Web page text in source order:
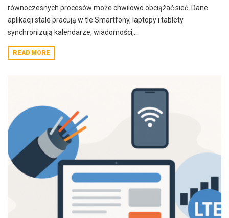
równoczesnych procesów może chwilowo obciążać sieć. Dane
aplikacji stale pracują w tle Smartfony, laptopy i tablety
synchronizują kalendarze, wiadomości,...
READ MORE